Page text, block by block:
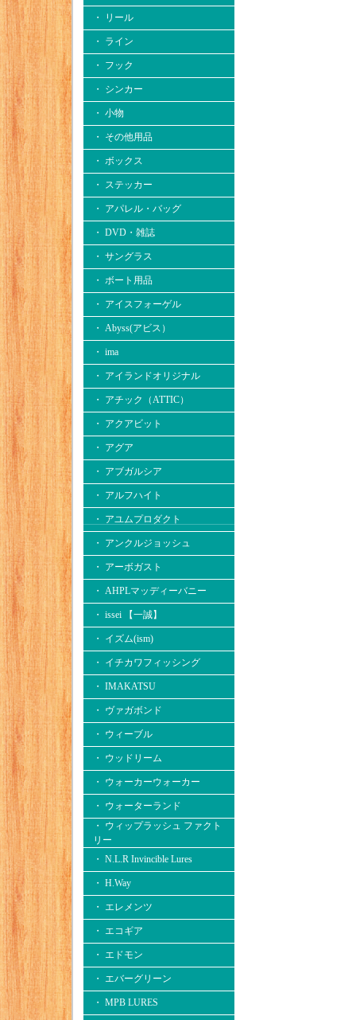
・ リール
・ ライン
・ フック
・ シンカー
・ 小物
・ その他用品
・ ボックス
・ ステッカー
・ アパレル・バッグ
・ DVD・雑誌
・ サングラス
・ ボート用品
・ アイスフォーゲル
・ Abyss(アビス）
・ ima
・ アイランドオリジナル
・ アチック（ATTIC）
・ アクアビット
・ アグア
・ アブガルシア
・ アルフハイト
・ アユムプロダクト
・ アンクルジョッシュ
・ アーボガスト
・ AHPLマッディーバニー
・ issei 【一誠】
・ イズム(ism)
・ イチカワフィッシング
・ IMAKATSU
・ ヴァガボンド
・ ウィーブル
・ ウッドリーム
・ ウォーカーウォーカー
・ ウォーターランド
・ ウィップラッシュ ファクト
リー
・ N.L.R Invincible Lures
・ H.Way
・ エレメンツ
・ エコギア
・ エドモン
・ エバーグリーン
・ MPB LURES